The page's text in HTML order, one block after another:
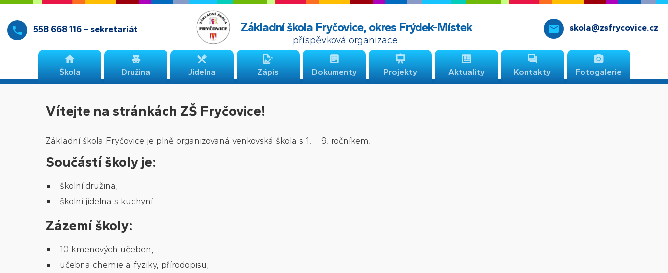
Základní škola Fryčovice, okres Frýdek-Místek
příspěvková organizace
skola@zsfrycovice.cz
558 668 116 – sekretariát
Škola Družina Jídelna Zápis Dokumenty Projekty Aktuality Kontakty Fotogalerie
Vítejte na stránkách ZŠ Fryčovice!
Základní škola Fryčovice je plně organizovaná venkovská škola s 1. – 9. ročníkem.
Součástí školy je:
školní družina,
školní jídelna s kuchyní.
Zázemí školy:
10 kmenových učeben,
učebna chemie a fyziky, přírodopisu,